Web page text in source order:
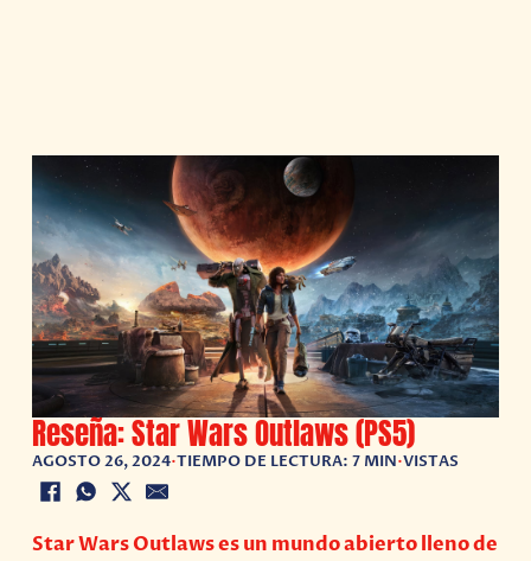
Reseña: Star Wars Outlaws (PS5)
AGOSTO 26, 2024•TIEMPO DE LECTURA: 7 MIN•VISTAS
Star Wars Outlaws es un mundo abierto lleno de